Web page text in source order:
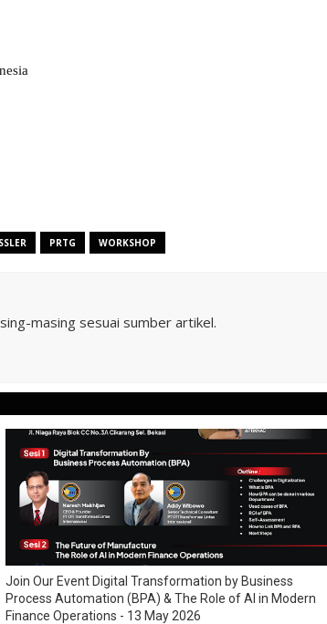
PRTG WORKSHOP
masing sesuai sumber artikel.
Join Our Event Digital Transformation by Business
Process Automation (BPA) & The Role of AI in Modern
Finance Operations - 13 May 2026